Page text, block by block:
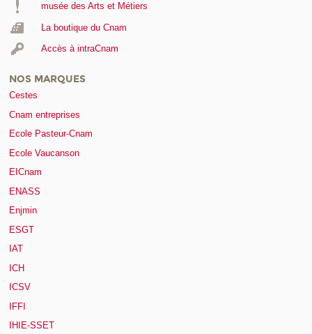
musée des Arts et Métiers
La boutique du Cnam
Accès à intraCnam
NOS MARQUES
Cestes
Cnam entreprises
Ecole Pasteur-Cnam
Ecole Vaucanson
EICnam
ENASS
Enjmin
ESGT
IAT
ICH
ICSV
IFFI
IHIE-SSET